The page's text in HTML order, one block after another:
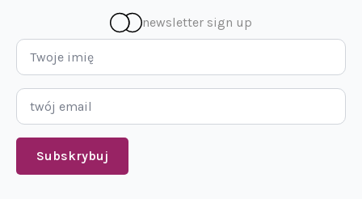
newsletter sign up
Imię
Email
Subskrybuj